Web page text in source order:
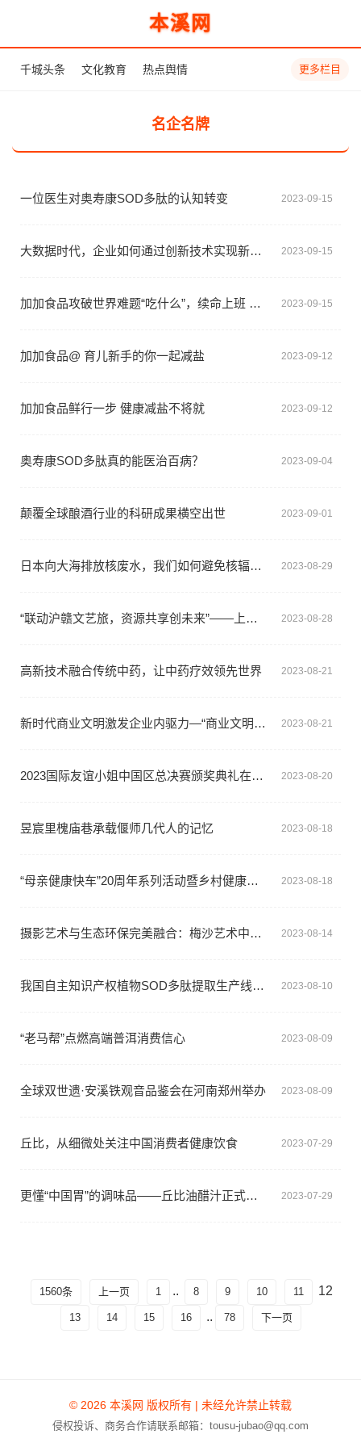
本溪网
千城头条 文化教育 热点舆情 更多栏目
名企名牌
一位医生对奥寿康SOD多肽的认知转变 2023-09-15
大数据时代，企业如何通过创新技术实现新质生产力？ 2023-09-15
加加食品攻破世界难题“吃什么”，续命上班 咔咔掉称 2023-09-15
加加食品@ 育儿新手的你一起减盐 2023-09-12
加加食品鲜行一步 健康减盐不将就 2023-09-12
奥寿康SOD多肽真的能医治百病？ 2023-09-04
颠覆全球酿酒行业的科研成果横空出世 2023-09-01
日本向大海排放核废水，我们如何避免核辐射影响？ 2023-08-29
“联动沪赣文艺旅，资源共享创未来”——上海振兴江西促进会文化和旅游分会成立大会 2023-08-28
高新技术融合传统中药，让中药疗效领先世界 2023-08-21
新时代商业文明激发企业内驱力—“商业文明中国行” 宁波站开启新航程 2023-08-21
2023国际友谊小姐中国区总决赛颁奖典礼在深圳举行 2023-08-20
昱宸里槐庙巷承载偃师几代人的记忆 2023-08-18
“母亲健康快车”20周年系列活动暨乡村健康员项目贵州启动仪式在都匀举办 2023-08-18
摄影艺术与生态环保完美融合：梅沙艺术中心携手四大展览在深开幕 2023-08-14
我国自主知识产权植物SOD多肽提取生产线投产 2023-08-10
“老马帮”点燃高端普洱消费信心 2023-08-09
全球双世遗·安溪铁观音品鉴会在河南郑州举办 2023-08-09
丘比，从细微处关注中国消费者健康饮食 2023-07-29
更懂“中国胃”的调味品——丘比油醋汁正式上市 2023-07-29
1560条 上一页 1 .. 8 9 10 11 12
13 14 15 16 .. 78 下一页
© 2026 本溪网 版权所有 | 未经允许禁止转载
侵权投诉、商务合作请联系邮箱：tousu-jubao@qq.com